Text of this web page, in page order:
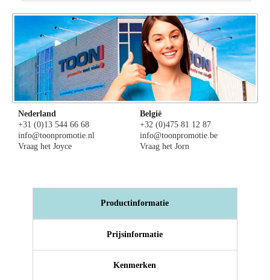
Nederland
+31 (0)13 544 66 68
info@toonpromotie.nl
Vraag het Joyce
België
+32 (0)475 81 12 87
info@toonpromotie.be
Vraag het Jorn
Productinformatie
Prijsinformatie
Kenmerken